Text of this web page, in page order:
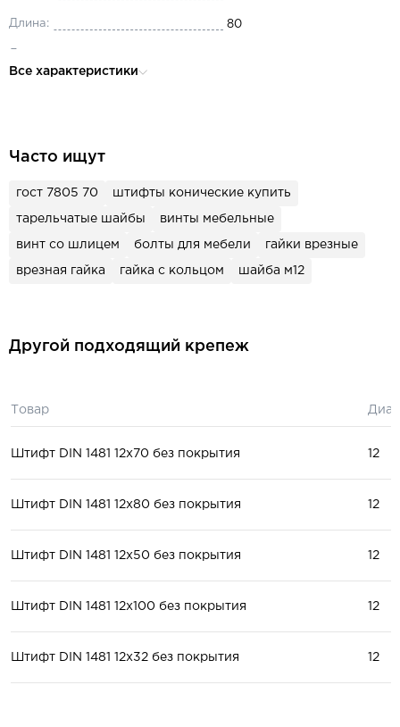
Длина: 80
Все характеристики
Часто ищут
гост 7805 70 штифты конические купить
тарельчатые шайбы винты мебельные
винт со шлицем болты для мебели гайки врезные
врезная гайка гайка с кольцом шайба м12
Другой подходящий крепеж
Товар
Штифт DIN 1481 12x70 без покрытия 12
Штифт DIN 1481 12x80 без покрытия 12
Штифт DIN 1481 12x50 без покрытия 12
Штифт DIN 1481 12x100 без покрытия 12
Штифт DIN 1481 12x32 без покрытия 12